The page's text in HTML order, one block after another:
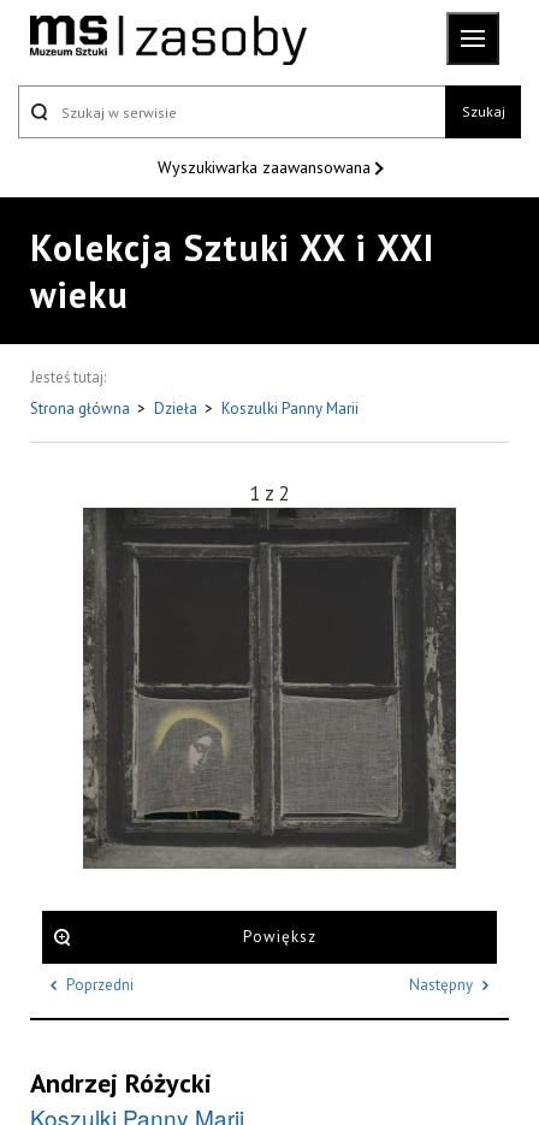
Szukaj
Wyszukiwarka zaawansowana
Kolekcja Sztuki XX i XXI
wieku
Jesteś tutaj:
Strona główna > Dzieła > Koszulki Panny Marii
1 z 2
Powiększ
Poprzedni Następny
Andrzej Różycki
Koszulki Panny Marii